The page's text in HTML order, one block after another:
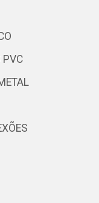
PVC